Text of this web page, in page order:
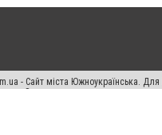
- Сайт міста Южноукраїнська.
Законом.